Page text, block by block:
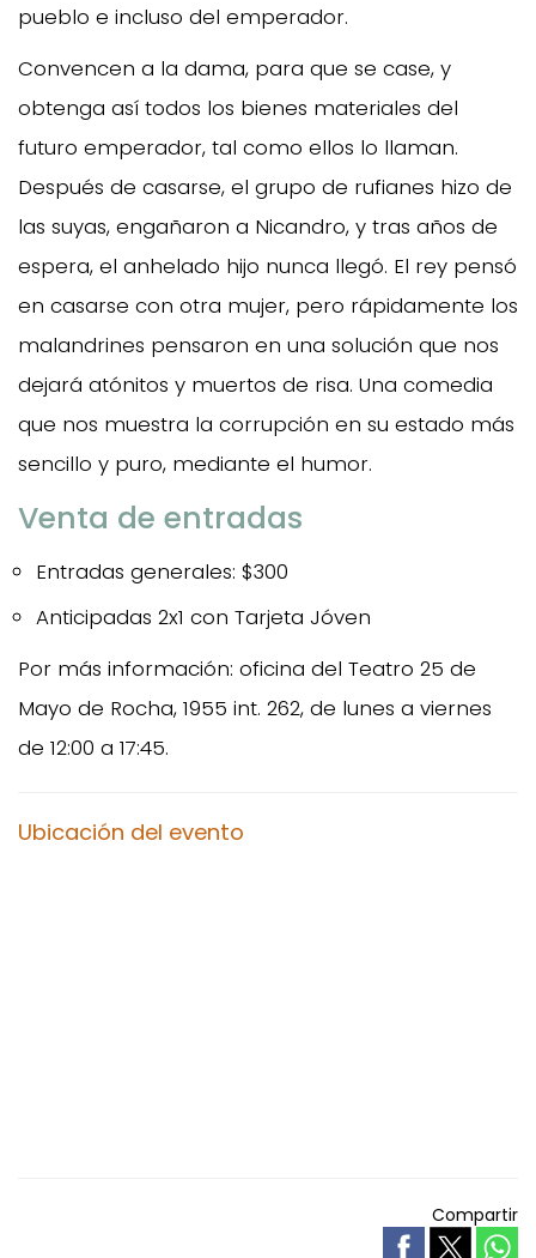
pueblo e incluso del emperador.
Convencen a la dama, para que se case, y
obtenga así todos los bienes materiales del
futuro emperador, tal como ellos lo llaman.
Después de casarse, el grupo de rufianes hizo de
las suyas, engañaron a Nicandro, y tras años de
espera, el anhelado hijo nunca llegó. El rey pensó
en casarse con otra mujer, pero rápidamente los
malandrines pensaron en una solución que nos
dejará atónitos y muertos de risa. Una comedia
que nos muestra la corrupción en su estado más
sencillo y puro, mediante el humor.
Venta de entradas
Entradas generales: $300
Anticipadas 2x1 con Tarjeta Jóven
Por más información: oficina del Teatro 25 de
Mayo de Rocha, 1955 int. 262, de lunes a viernes
de 12:00 a 17:45.
Ubicación del evento
Compartir